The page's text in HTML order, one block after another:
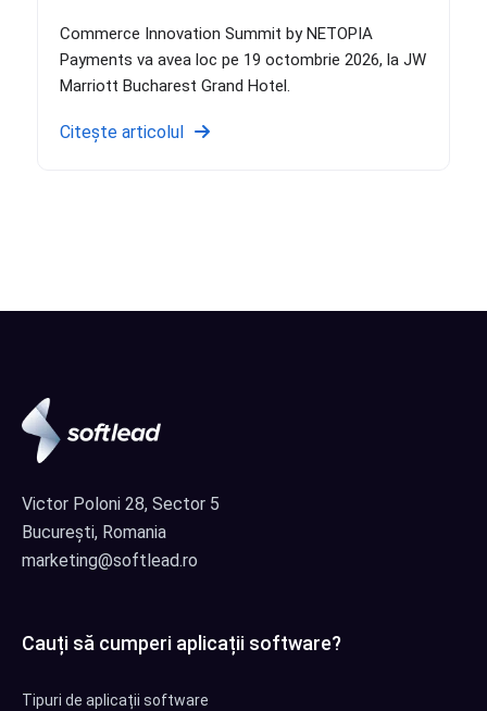
Commerce Innovation Summit by NETOPIA
Payments va avea loc pe 19 octombrie 2026, la JW
Marriott Bucharest Grand Hotel.
Citește articolul
Victor Poloni 28, Sector 5
București, Romania
marketing@softlead.ro
Cauți să cumperi aplicații software?
Tipuri de aplicații software